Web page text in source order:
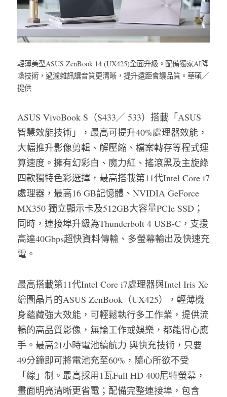
輕薄美型ASUS ZenBook 14 (UX425)全面升級。配備獨家AI降
噪技術，過濾雜訊讓音質更清晰，提升遠距會議品質。華碩／
提供
ASUS VivoBook S（S433╱ 533）搭載「ASUS
智慧效能技術」，最高可提升40%處理器效能，
大幅推升影像剪輯、解壓縮、檔案轉存等程式運
算速度。擁有幻彩白、魔力紅、搖滾黑及主旋綠
四款獨特色彩選擇，最高搭載第11代Intel Core i7
處理器，最高16 GB記憶體、NVIDIA GeForce
MX350 獨立顯示卡及512GB大容量PCIe SSD；
同時，連接埠升級為Thunderbolt 4 USB-C，支援
高達40Gbps超快資料傳輸、多螢幕輸出及快速充
電。
最高搭載第11代Intel Core i7處理器與Intel Iris Xe
繪圖晶片的ASUS ZenBook（UX425），輕薄機
身蘊藏強大效能，可輕鬆執行多工作業，提供流
暢的高品質影像，無論工作或娛樂，都能得心應
手。最高21小時電池續航力 與快充技術，只要
49分鐘即可將電池充至60%，隨心所欲不受
「線」制。最高採用1瓦Full HD 400尼特螢幕，
畫面明亮清晰更省電；配備完整連接埠，包含